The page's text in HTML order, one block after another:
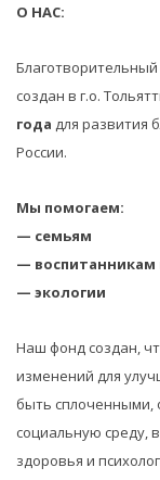
О НАС:
создан в г.о.
года для развития
России.
Мы помогаем:
— семьям
—
— экологии
Наш фонд создан,
изменений для
быть
социальную среду,
здоровья и